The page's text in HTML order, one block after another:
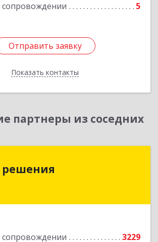
сопровождении 5
Отправить заявку
Показать контакты
Отправить заявку
Назад
партнеры из соседних
решения
сопровождении 3229
обл, Смоленск г, Большая